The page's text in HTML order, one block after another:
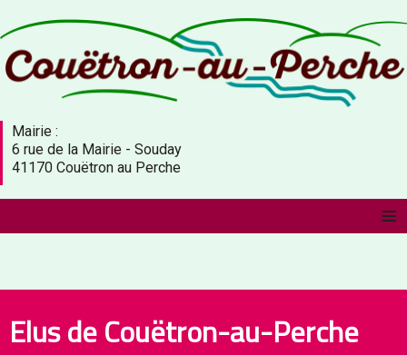
Mairie :
6 rue de la Mairie - Souday
41170 Couëtron au Perche
≡
Elus de Couëtron-au-Perche